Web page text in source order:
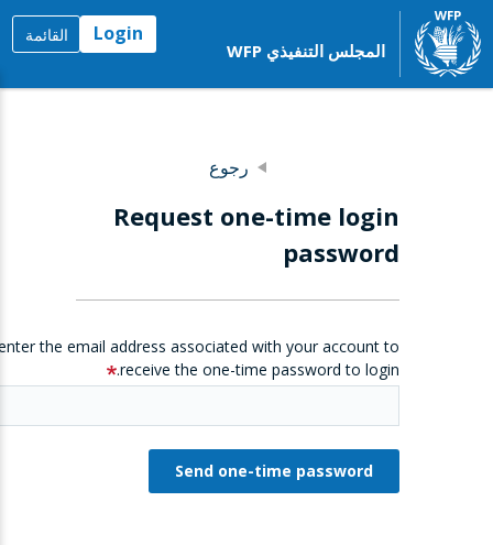
المجلس التنفيذي WFP
Login القائمة
رجوع
Request one-time login
password
the email address associated with your account to
receive the one-time password to login.